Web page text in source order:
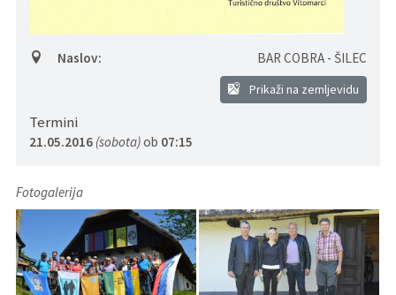
Naslov: BAR COBRA - ŠILEC
Prikaži na zemljevidu
Termini
21.05.2016 (sobota)ob 07:15
Fotogalerija
DELOVNA PODROČJA
Lokalne volitve
Tradicionalni dogodki